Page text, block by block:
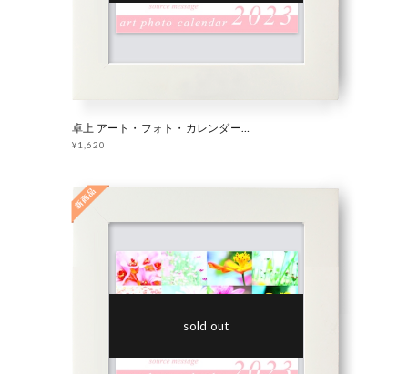
卓上 アート・フォト・カレンダー 2023 「 妖精の庭 」
¥1,620
sold out